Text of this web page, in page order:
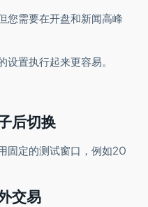
您需要在开盘和新闻高峰
置执行起来更容易。
后切换
固定的测试窗口，例如20
交易